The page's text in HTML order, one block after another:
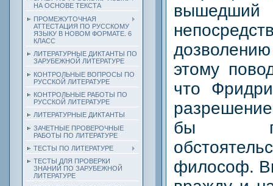
НА ОСНОВЕ ТЕКСТА
ПРОМЕЖУТОЧНАЯ
АТТЕСТАЦИЯ ПО РУССКОМУ
ЯЗЫКУ В НОВОМ ФОРМАТЕ. 6
КЛАСС
ЛИТЕРАТУРНЫЕ ДИКТАНТЫ ПО
ЗАРУБЕЖНОЙ ЛИТЕРАТУРЕ
КОНТРОЛЬНЫЕ ВОПРОСЫ ПО
РУССКОЙ ЛИТЕРАТУРЕ
КОНТРОЛЬНЫЕ РАБОТЫ ПО
РУССКОЙ ЛИТЕРАТУРЕ
ЛИТЕРАТУРНЫЕ ДИКТАНТЫ
ЗАЧЕТНЫЕ ПРОВЕРОЧНЫЕ
РАБОТЫ ПО ЛИТЕРАТУРЕ
ТЕСТЫ ПО ЛИТЕРАТУРЕ
ТЕСТЫ ДЛЯ ПРОВЕРКИ
ЗНАНИЙ ПО ЗАРУБЕЖНОЙ
ЛИТЕРАТУРЕ
этому
что
бы
философ.